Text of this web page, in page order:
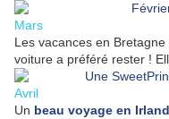
Mars
Les vacances en
voiture a préféré rester !
Avril
Un beau voyage en